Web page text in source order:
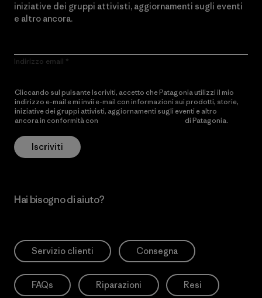
iniziative dei gruppi attivisti, aggiornamenti sugli eventi
e altro ancora.
Indirizzo email
Cliccando sul pulsante Iscriviti, accetto che Patagonia utilizzi il mio
indirizzo e-mail e mi invii e-mail con informazioni sui prodotti, storie,
iniziative dei gruppi attivisti, aggiornamenti sugli eventi e altro
ancora in conformità con
di Patagonia.
Iscriviti
Hai bisogno di aiuto?
Servizio clienti Consegna
FAQs Riparazioni Resi